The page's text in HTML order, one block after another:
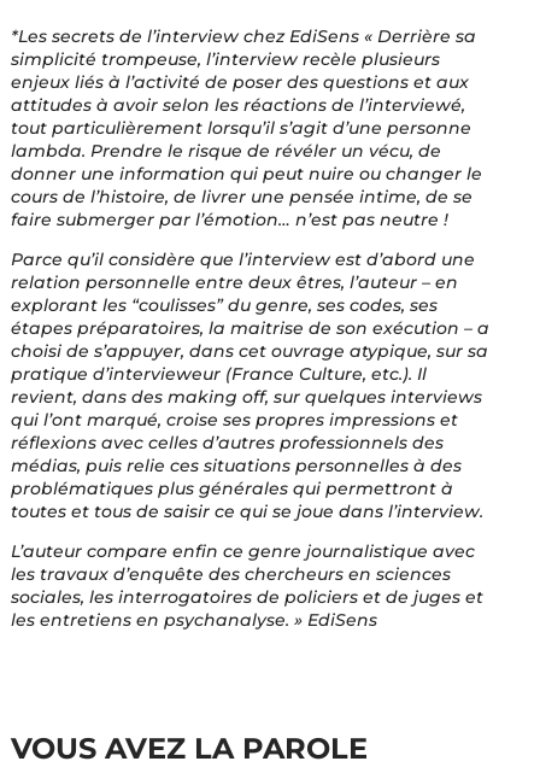
*Les secrets de l’interview chez EdiSens « Derrière sa
simplicité trompeuse, l’interview recèle plusieurs
enjeux liés à l’activité de poser des questions et aux
attitudes à avoir selon les réactions de l’interviewé,
tout particulièrement lorsqu’il s’agit d’une personne
lambda. Prendre le risque de révéler un vécu, de
donner une information qui peut nuire ou changer le
cours de l’histoire, de livrer une pensée intime, de se
faire submerger par l’émotion… n’est pas neutre !
Parce qu’il considère que l’interview est d’abord une
relation personnelle entre deux êtres, l’auteur – en
explorant les “coulisses” du genre, ses codes, ses
étapes préparatoires, la maitrise de son exécution – a
choisi de s’appuyer, dans cet ouvrage atypique, sur sa
pratique d’intervieweur (France Culture, etc.). Il
revient, dans des making off, sur quelques interviews
qui l’ont marqué, croise ses propres impressions et
réflexions avec celles d’autres professionnels des
médias, puis relie ces situations personnelles à des
problématiques plus générales qui permettront à
toutes et tous de saisir ce qui se joue dans l’interview.
L’auteur compare enfin ce genre journalistique avec
les travaux d’enquête des chercheurs en sciences
sociales, les interrogatoires de policiers et de juges et
les entretiens en psychanalyse. » EdiSens
VOUS AVEZ LA PAROLE